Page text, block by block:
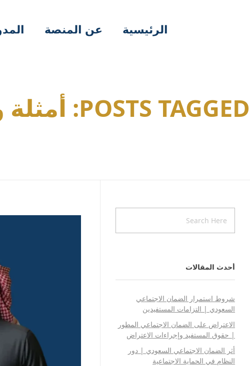
الرئيسية عن المنصة
POSTS TAGGED: أمثلة واقعية على جمع التبرعات
أحدث المقالات
شروط استمرار الضمان الاجتماعي
السعودي | التزامات المستفيدين
الاعتراض على الضمان الاجتماعي المطور
| حقوق المستفيد وإجراءات الاعتراض
أثر الضمان الاجتماعي السعودي | دور
النظام في الحماية الاجتماعية